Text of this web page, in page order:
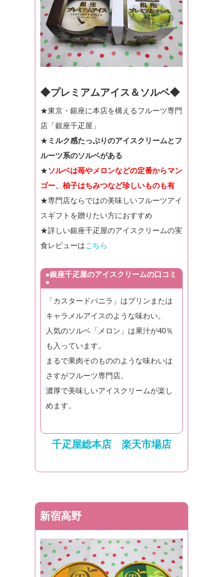
◆プレミアムアイス＆ソルベ◆
★東京・銀座に本店を構えるフルーツ専門
店「銀座千疋屋」
★ ミルク感たっぷりのアイスクリームとフ
ルーツ系のソルベがある
★ソルベは苺やメロンなどの定番からマン
ゴー、柚子はちみつなど珍しいものも有
★専門店ならではの美味しいフルーツアイ
スギフトを贈りたい方におすすめ
★詳しい銀座千疋屋のアイスクリームの実
食レビューはこちら
●銀座千疋屋のアイスクリームの口コミ
●
「カスタードバニラ」はプリンまたは
キャラメルアイスのような味わい。
人気のソルベ「メロン」は果汁が40％
も入っています。
まるで果肉そのもののような味わいは
さすがフルーツ専門店。
濃厚で美味しいアイスクリームが楽し
めます。
千疋屋総本店 楽天市場店
新宿高野